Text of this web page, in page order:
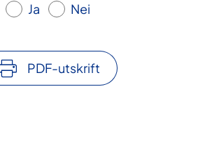
Ja Nei
PDF-utskrift